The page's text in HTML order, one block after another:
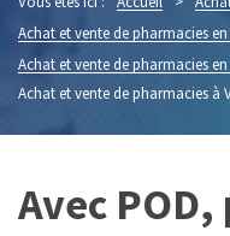
Achat et vente de pharmacies
Achat et vente de pharmacies en
Achat et vente de pharmacies à
Avec